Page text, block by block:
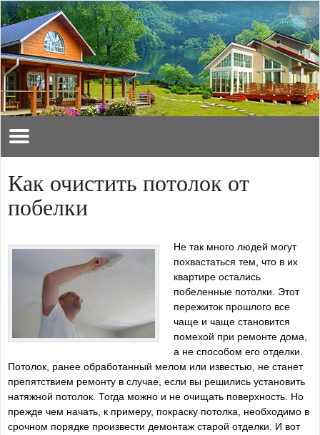
Как очистить потолок от
побелки
Не так много людей могут
похвастаться тем, что в их
квартире остались
побеленные потолки. Этот
пережиток прошлого все
чаще и чаще становится
помехой при ремонте дома,
а не способом его отделки.
Потолок, ранее обработанный мелом или известью, не станет
препятствием ремонту в случае, если вы решились установить
натяжной потолок. Тогда можно и не очищать поверхность. Но
прежде чем начать, к примеру, покраску потолка, необходимо в
срочном порядке произвести демонтаж старой отделки. И вот